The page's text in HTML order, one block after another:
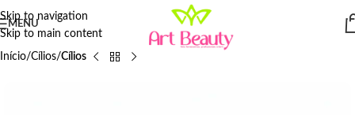
Skip to navigation
Skip to main content
MENU
Início Cílios Cílios